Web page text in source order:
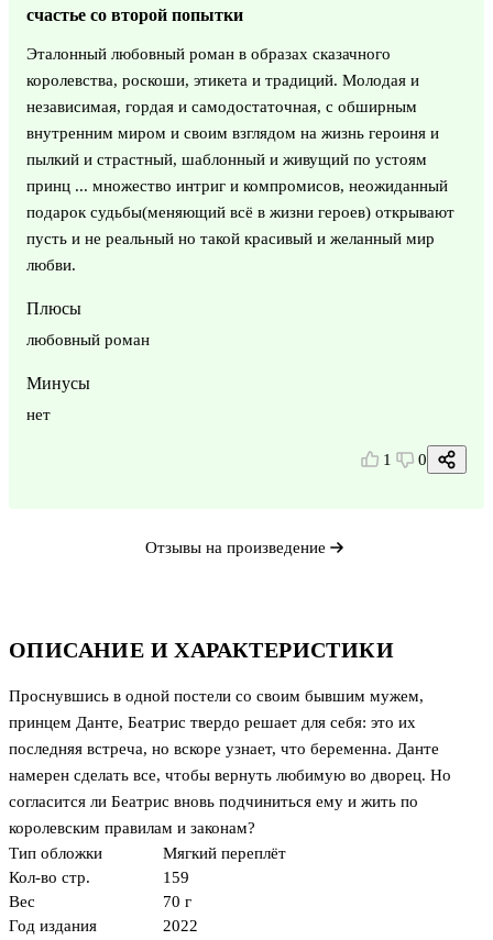
ОПИСАНИЕ И ХАРАКТЕРИСТИКИ
Проснувшись в одной постели со своим бывшим мужем,
принцем Данте, Беатрис твердо решает для себя: это их
последняя встреча, но вскоре узнает, что беременна. Данте
намерен сделать все, чтобы вернуть любимую во дворец. Но
согласится ли Беатрис вновь подчиниться ему и жить по
королевским правилам и законам?
Тип обложки
Мягкий переплёт
Кол-во стр.
159
Вес
70 г
Год издания
2022
счастье со второй попытки
Эталонный любовный роман в образах сказачного
королевства, роскоши, этикета и традиций. Молодая и
независимая, гордая и самодостаточная, с обширным
внутренним миром и своим взглядом на жизнь героиня и
пылкий и страстный, шаблонный и живущий по устоям
принц ... множество интриг и компромисов, неожиданный
подарок судьбы(меняющий всё в жизни героев) открывают
пусть и не реальный но такой красивый и желанный мир
любви.
Плюсы
любовный роман
Минусы
нет
1 0
Отзывы на произведение